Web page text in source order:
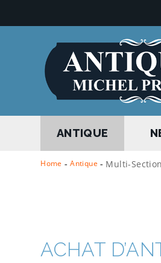
ANTIQUE
Home - Antique - Multi-
ACHAT